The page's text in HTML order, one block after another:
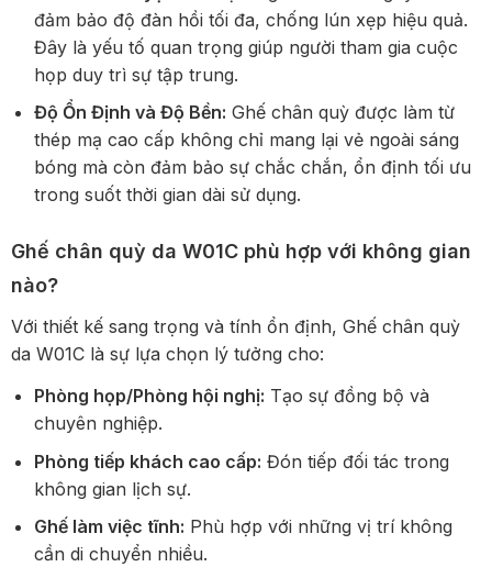
đảm bảo độ đàn hồi tối đa, chống lún xẹp hiệu quả.
Đây là yếu tố quan trọng giúp người tham gia cuộc
họp duy trì sự tập trung.
Độ Ổn Định và Độ Bền: Ghế chân quỳ được làm từ
thép mạ cao cấp không chỉ mang lại vẻ ngoài sáng
bóng mà còn đảm bảo sự chắc chắn, ổn định tối ưu
trong suốt thời gian dài sử dụng.
Ghế chân quỳ da W01C phù hợp với không gian
nào?
Với thiết kế sang trọng và tính ổn định, Ghế chân quỳ
da W01C là sự lựa chọn lý tưởng cho:
Phòng họp/Phòng hội nghị: Tạo sự đồng bộ và
chuyên nghiệp.
Phòng tiếp khách cao cấp: Đón tiếp đối tác trong
không gian lịch sự.
Ghế làm việc tĩnh: Phù hợp với những vị trí không
cần di chuyển nhiều.